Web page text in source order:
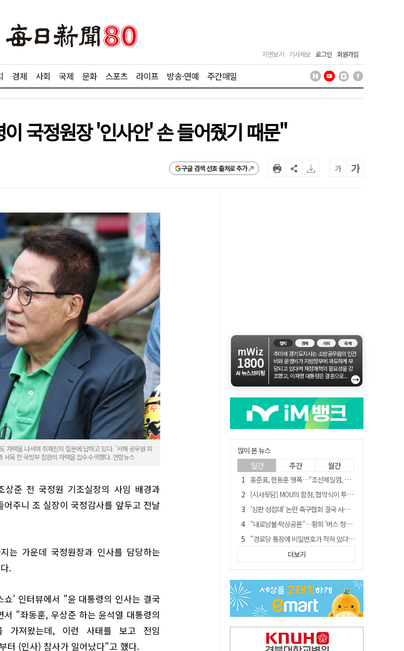
지면보기 기사제보 로그인 회원가입
경제 사회 국제 문화 스포츠 라이프 방송·연예 주간매일
국정원장 '인사안' 손 들어줬기 때문"
구글 검색 선호 출처로 추가 가 가
자택을 나서며 취재진의 질문에 답하고 있다. '서해 공무원 피
서욱 전 국방부 장관의 자택을 압수수색했다. 연합뉴스
준 전 국정원 기조실장의 사임 배경과
주니 조 실장이 국정감사를 앞두고 전날
는 가운데 국정원장과 인사를 담당하는
.
' 인터뷰에서 "윤 대통령의 인사는 결국
"좌동훈, 우상준 하는 윤석열 대통령의
가져왔는데, 이런 사태를 보고 전임
터 (인사) 참사가 일어났다"고 했다.
mWiz
1800
AI 뉴스브리핑
정치 경제 사회 국제
추미애 경기도지사는 소방공무원의 인건
비와 운영비가 지방정부에 과도하게 부
담되고 있다며 재정개혁의 필요성을 강
조했고, 이재명 대통령은 결혼으로...
→
많이 본 뉴스
일간 주간 월간
홍준표, 한동훈 맹폭…"조선제일껌, 권력에 살고 권력에 죽었다"
[시사뒷담] MOU의 함정, 협약식이 투자 확정은 아니긴 해
'심판 성접대' 논란 축구협회 결국 사과…"깊이 반성, 쇄신하겠다"
"내로남불·탁상공론"…황희 '버스 청년주택' 제안에 與 내부서도 쓴소리
"경로당 통장에 비밀번호가 적혀 있다"…전국 돌며 경로당 13곳 턴 30대 구속
예안향교 대성전, '국가지정 보물로 지정'
"침대에 결박, 탈진"…평생 교회서 산 11세 남아, 병원 이송 끝 숨져
김민석, 與전당대회 제주·인천 당원투표서 승리…누적 득표는 '초박빙'
[금주의 이슈] 하늘의 외계인, 바다의 귀향자…영화 '호프'와 '오디세이'
더보기